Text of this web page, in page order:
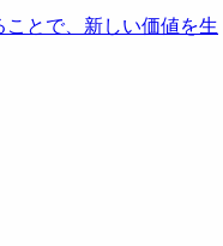
とで、新しい価値を生